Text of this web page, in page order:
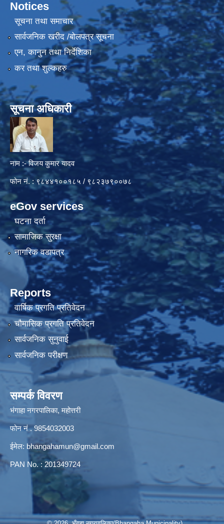
Notices
सूचना तथा समाचार
सार्वजनिक खरीद /बोलपत्र सूचना
एन, कानुन तथा निर्देशिका
कर तथा शुल्कहरु
सूचना अधिकारी
नाम :- विजय कुमार यादव
फोन नं. : ९८४४१००१८५ / ९८२३७९००७८
eGov services
घटना दर्ता
सामाजिक सुरक्षा
नागरिक वडापत्र
Reports
वार्षिक प्रगति प्रतिवेदन
चौमासिक प्रगति प्रतिवेदन
सार्वजनिक सुनुवाई
सार्वजनिक परीक्षण
सम्पर्क विवरण
भंगाहा नगरपालिका, महोत्तरी
फोन नं . 9854032003
ईमेल: bhangahamun@gmail.com
PAN No. : 201349724